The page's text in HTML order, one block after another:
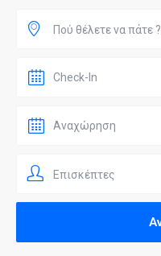
Πού θέλετε να πάτε ?
Επισκέπτες